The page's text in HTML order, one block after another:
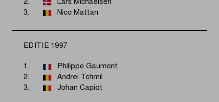
2.
Lars Michaelsen
3.
Nico Mattan
EDITIE 1997
1.
Philippe Gaumont
2.
Andrei Tchmil
3.
Johan Capiot